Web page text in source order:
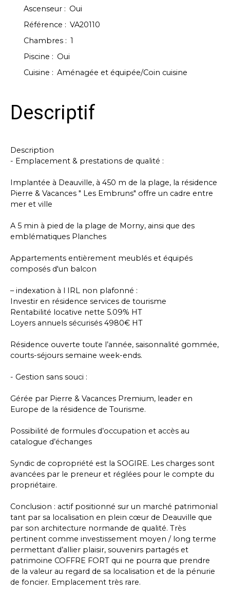
Ascenseur : Oui
Référence : VA20110
Chambres : 1
Piscine : Oui
Cuisine : Aménagée et équipée/Coin cuisine
Descriptif
Description
- Emplacement & prestations de qualité :
Implantée à Deauville, à 450 m de la plage, la résidence
Pierre & Vacances " Les Embruns" offre un cadre entre
mer et ville
A 5 min à pied de la plage de Morny, ainsi que des
emblématiques Planches
Appartements entièrement meublés et équipés
composés d'un balcon
– indexation à l IRL non plafonné :
Investir en résidence services de tourisme
Rentabilité locative nette 5.09% HT
Loyers annuels sécurisés 4980€ HT
Résidence ouverte toute l’année, saisonnalité gommée,
courts-séjours semaine week-ends.
- Gestion sans souci :
Gérée par Pierre & Vacances Premium, leader en
Europe de la résidence de Tourisme.
Possibilité de formules d’occupation et accès au
catalogue d’échanges
Syndic de copropriété est la SOGIRE. Les charges sont
avancées par le preneur et réglées pour le compte du
propriétaire.
Conclusion : actif positionné sur un marché patrimonial
tant par sa localisation en plein cœur de Deauville que
par son architecture normande de qualité. Très
pertinent comme investissement moyen / long terme
permettant d’allier plaisir, souvenirs partagés et
patrimoine COFFRE FORT qui ne pourra que prendre
de la valeur au regard de sa localisation et de la pénurie
de foncier. Emplacement très rare.